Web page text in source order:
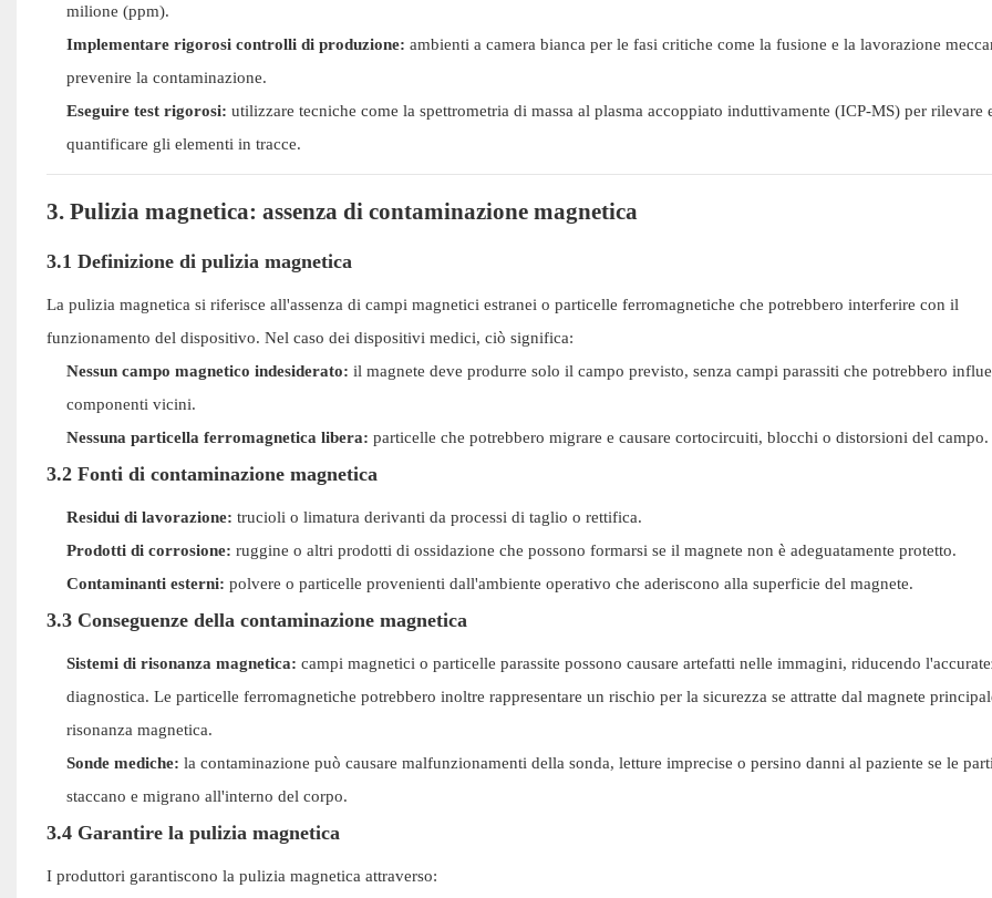
milione (ppm).
Implementare rigorosi controlli di produzione: ambienti a camera bianca per le fasi critiche come la fusione e la lavorazione
prevenire la contaminazione.
Eseguire test rigorosi: utilizzare tecniche come la spettrometria di massa al plasma accoppiato induttivamente (ICP-MS) per rilevare
quantificare gli elementi in tracce.
3. Pulizia magnetica: assenza di contaminazione magnetica
3.1 Definizione di pulizia magnetica
La pulizia magnetica si riferisce all'assenza di campi magnetici estranei o particelle ferromagnetiche che potrebbero interferire con il
funzionamento del dispositivo. Nel caso dei dispositivi medici, ciò significa:
Nessun campo magnetico indesiderato: il magnete deve produrre solo il campo previsto, senza campi parassiti che potrebbero
componenti vicini.
Nessuna particella ferromagnetica libera: particelle che potrebbero migrare e causare cortocircuiti, blocchi o distorsioni del campo.
3.2 Fonti di contaminazione magnetica
Residui di lavorazione: trucioli o limatura derivanti da processi di taglio o rettifica.
Prodotti di corrosione: ruggine o altri prodotti di ossidazione che possono formarsi se il magnete non è adeguatamente protetto.
Contaminanti esterni: polvere o particelle provenienti dall'ambiente operativo che aderiscono alla superficie del magnete.
3.3 Conseguenze della contaminazione magnetica
Sistemi di risonanza magnetica: campi magnetici o particelle parassite possono causare artefatti nelle immagini, riducendo
diagnostica. Le particelle ferromagnetiche potrebbero inoltre rappresentare un rischio per la sicurezza se attratte dal magnete
risonanza magnetica.
Sonde mediche: la contaminazione può causare malfunzionamenti della sonda, letture imprecise o persino danni al paziente se le
staccano e migrano all'interno del corpo.
3.4 Garantire la pulizia magnetica
I produttori garantiscono la pulizia magnetica attraverso: